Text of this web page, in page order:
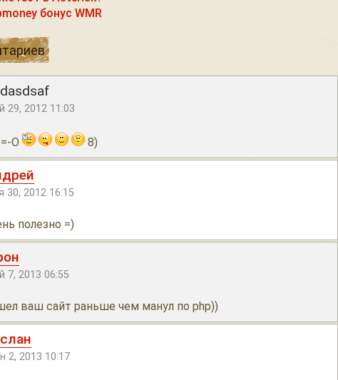
бонус WMR
29, 2012 11:03
O 8)
30, 2012 16:15
полезно =)
7, 2013 06:55
ваш сайт раньше чем манул по php))
2, 2013 10:17